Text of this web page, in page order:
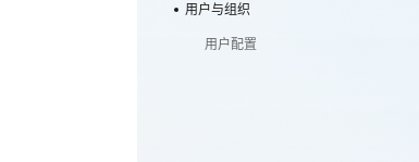
加入成为云推官，推荐新用户注册下单得现金
用户与组织
用户配置